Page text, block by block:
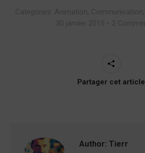
Partager cet article
Author: Tierr